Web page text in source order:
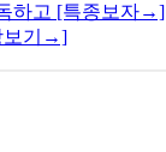
하고 [특종보자→]
보기→]